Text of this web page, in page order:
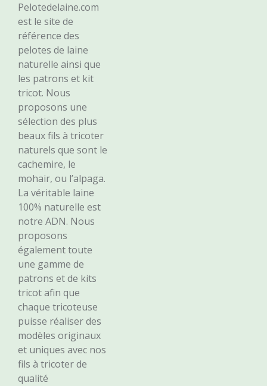
Pelotedelaine.com
est le site de
référence des
pelotes de laine
naturelle ainsi que
les patrons et kit
tricot. Nous
proposons une
sélection des plus
beaux fils à tricoter
naturels que sont le
cachemire, le
mohair, ou l’alpaga.
La véritable laine
100% naturelle est
notre ADN. Nous
proposons
également toute
une gamme de
patrons et de kits
tricot afin que
chaque tricoteuse
puisse réaliser des
modèles originaux
et uniques avec nos
fils à tricoter de
qualité